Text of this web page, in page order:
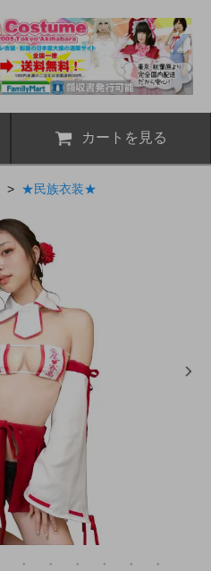
カートを見る
> ★民族衣装★